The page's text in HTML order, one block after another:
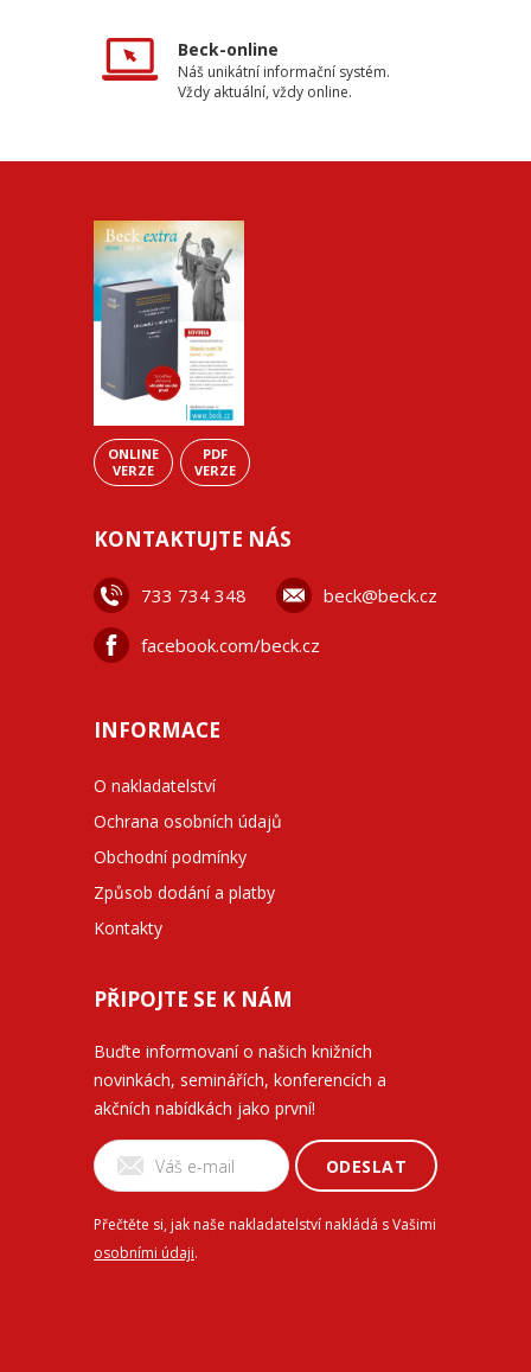
Beck-online
Náš unikátní informační systém.
Vždy aktuální, vždy online.
ONLINE
VERZE
PDF
VERZE
KONTAKTUJTE NÁS
733 734 348 beck@beck.cz
facebook.com/beck.cz
INFORMACE
O nakladatelství
Ochrana osobních údajů
Obchodní podmínky
Způsob dodání a platby
Kontakty
PŘIPOJTE SE K NÁM
Buďte informovaní o našich knižních
novinkách, seminářích, konferencích a
akčních nabídkách jako první!
ODESLAT
Přečtěte si, jak naše nakladatelství nakládá s Vašimi
osobními údaji.